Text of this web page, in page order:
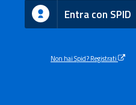
Entra con SPID
Non hai Spid? Registrati